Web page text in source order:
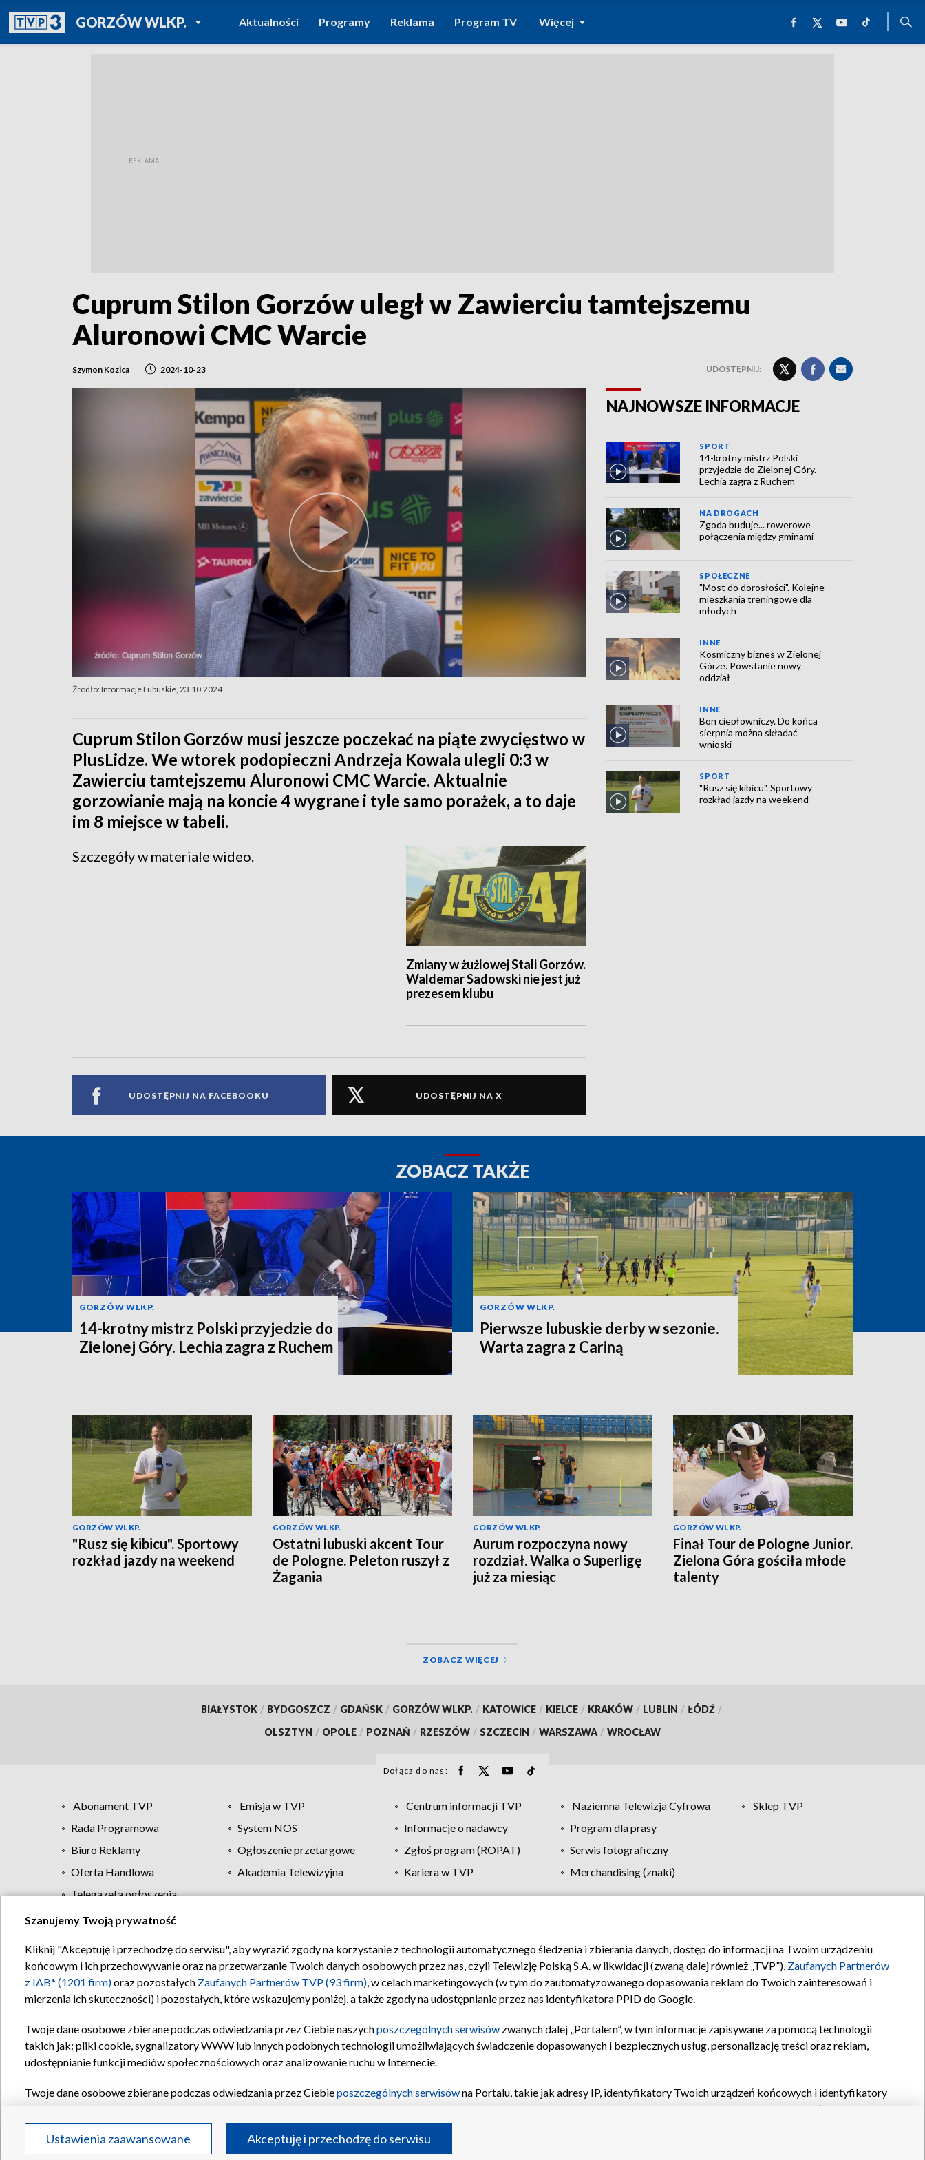
GORZÓW WLKP.POWRÓT DO
TVP REGIONY
Aktualności Programy Reklama Program TV Więcej
Cuprum Stilon Gorzów uległ w Zawierciu tamtejszemu
Aluronowi CMC Warcie
Szymon Kozica 2024-10-23 UDOSTĘPNIJ:
Źródło: Informacje Lubuskie, 23.10.2024
Cuprum Stilon Gorzów musi jeszcze poczekać na piąte zwycięstwo w
PlusLidze. We wtorek podopieczni Andrzeja Kowala ulegli 0:3 w
Zawierciu tamtejszemu Aluronowi CMC Warcie. Aktualnie
gorzowianie mają na koncie 4 wygrane i tyle samo porażek, a to daje
im 8 miejsce w tabeli.
Zmiany w żużlowej Stali Gorzów.
Waldemar Sadowski nie jest już
prezesem klubu
Szczegóły w materiale wideo.
UDOSTĘPNIJ NA FACEBOOKU UDOSTĘPNIJ NA X
NAJNOWSZE INFORMACJE
SPORT
14-krotny mistrz Polski
przyjedzie do Zielonej Góry.
Lechia zagra z Ruchem
NA DROGACH
Zgoda buduje... rowerowe
połączenia między gminami
SPOŁECZNE
"Most do dorosłości". Kolejne
mieszkania treningowe dla
młodych
INNE
Kosmiczny biznes w Zielonej
Górze. Powstanie nowy
oddział
INNE
Bon ciepłowniczy. Do końca
sierpnia można składać
wnioski
SPORT
"Rusz się kibicu". Sportowy
rozkład jazdy na weekend
ZOBACZ TAKŻE
GORZÓW WLKP.
14-krotny mistrz Polski przyjedzie do
Zielonej Góry. Lechia zagra z Ruchem
GORZÓW WLKP.
Pierwsze lubuskie derby w sezonie.
Warta zagra z Cariną
GORZÓW WLKP.
"Rusz się kibicu". Sportowy
rozkład jazdy na weekend
GORZÓW WLKP.
Ostatni lubuski akcent Tour
de Pologne. Peleton ruszył z
Żagania
GORZÓW WLKP.
Aurum rozpoczyna nowy
rozdział. Walka o Superligę
już za miesiąc
GORZÓW WLKP.
Finał Tour de Pologne Junior.
Zielona Góra gościła młode
talenty
ZOBACZ WIĘCEJ
BIAŁYSTOK / BYDGOSZCZ / GDAŃSK / GORZÓW WLKP. / KATOWICE / KIELCE / KRAKÓW / LUBLIN / ŁÓDŹ /
OLSZTYN / OPOLE / POZNAŃ / RZESZÓW / SZCZECIN / WARSZAWA / WROCŁAW
Dołącz do nas:
Abonament TVP Emisja w TVP Centrum informacji TVP Naziemna Telewizja Cyfrowa
Sklep TVP
Rada Programowa
System NOS Informacje o nadawcy
Program dla prasy
Biuro Reklamy
Ogłoszenie przetargowe Zgłoś program (ROPAT)
Serwis fotograficzny
Oferta Handlowa
Akademia Telewizyjna Kariera w TVP
Merchandising (znaki)
Telegazeta ogłoszenia
Regulamin TVP Polityka prywatności Moje zgody Pomoc Biuro reklamy Kontakt
Szanujemy Twoją prywatność
Kliknij "Akceptuję i przechodzę do serwisu", aby wyrazić zgody na korzystanie z technologii automatycznego śledzenia i zbierania danych, dostęp do informacji na Twoim urządzeniu
końcowym i ich przechowywanie oraz na przetwarzanie Twoich danych osobowych przez nas, czyli Telewizję Polską S.A. w likwidacji (zwaną dalej również „TVP”), Zaufanych Partnerów
z IAB* (1201 firm)oraz pozostałych Zaufanych Partnerów TVP (93 firm), w celach marketingowych (w tym do zautomatyzowanego dopasowania reklam do Twoich zainteresowań i
mierzenia ich skuteczności) i pozostałych, które wskazujemy poniżej, a także zgody na udostępnianie przez nas identyfikatora PPID do Google.
Twoje dane osobowe zbierane podczas odwiedzania przez Ciebie naszychposzczególnych serwisów zwanych dalej „Portalem”, w tym informacje zapisywane za pomocą technologii
takich jak: pliki cookie, sygnalizatory WWW lub innych podobnych technologii umożliwiających świadczenie dopasowanych i bezpiecznych usług, personalizację treści oraz reklam,
udostępnianie funkcji mediów społecznościowych oraz analizowanie ruchu w Internecie.
Twoje dane osobowe zbierane podczas odwiedzania przez Ciebieposzczególnych serwisówna Portalu, takie jak adresy IP, identyfikatory Twoich urządzeń końcowych i identyfikatory
oraz pozostałych
Partnerów TVPdla realizacji następujących celów i funkcji: przechowywania informacji na urządzeniu lub dostęp do nich, wyboru podstawowych reklam, wyboru spersonalizowanych
reklam, tworzenia profilu spersonalizowanych reklam, tworzenia profilu spersonalizowanych treści, wyboru spersonalizowanych treści, pomiaru wydajności reklam, pomiaru wydajności
Ustawienia zaawansowane Akceptuję i przechodzę do serwisu